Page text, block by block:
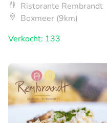
Ristorante Rembrandt
Boxmeer (9km)
Verkocht: 133